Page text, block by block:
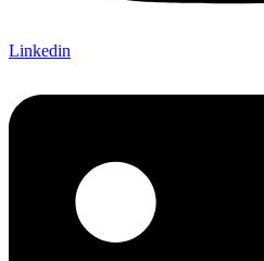
Linkedin